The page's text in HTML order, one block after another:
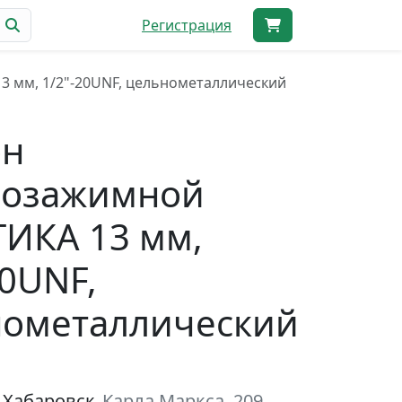
Регистрация
1/2"-20UNF, цельнометаллический
13 мм,